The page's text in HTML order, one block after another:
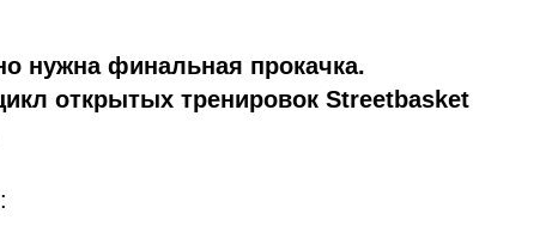
нужна финальная прокачка.
открытых тренировок Streetbasket